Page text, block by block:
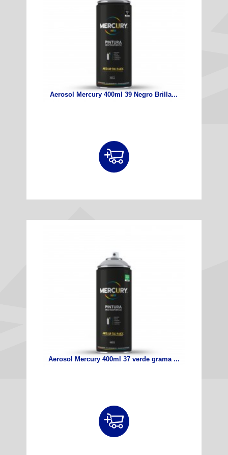
Aerosol Mercury 400ml 39 Negro Brilla...
Aerosol Mercury 400ml 37 verde grama ...